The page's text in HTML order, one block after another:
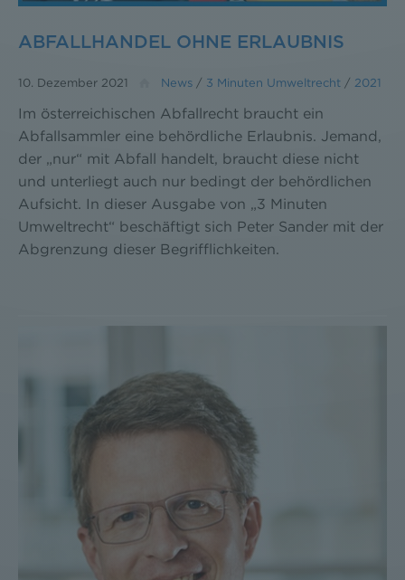
ABFALLHANDEL OHNE ERLAUBNIS
10. Dezember 2021 News / 3 Minuten Umweltrecht / 2021
Im österreichischen Abfallrecht braucht ein
Abfallsammler eine behördliche Erlaubnis. Jemand,
der „nur“ mit Abfall handelt, braucht diese nicht
und unterliegt auch nur bedingt der behördlichen
Aufsicht. In dieser Ausgabe von „3 Minuten
Umweltrecht“ beschäftigt sich Peter Sander mit der
Abgrenzung dieser Begrifflichkeiten.